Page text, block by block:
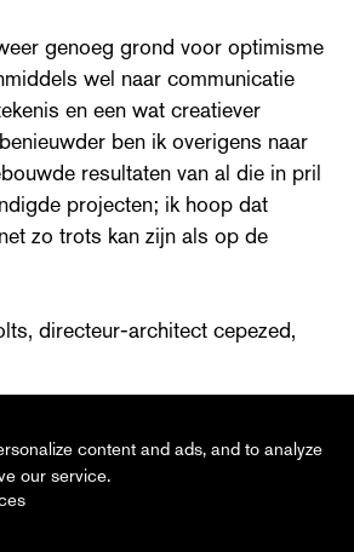
content and ads, and to analyze
our service.
genoeg grond voor optimisme
wel naar communicatie
en een wat creatiever
ben ik overigens naar
resultaten van al die in pril
projecten; ik hoop dat
zo trots kan zijn als op de
directeur-architect cepezed,